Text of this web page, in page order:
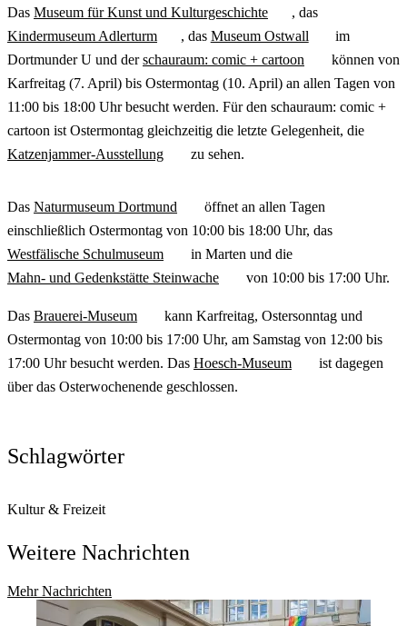
Das Museum für Kunst und Kulturgeschichte
, das
Kindermuseum Adlerturm
, das Museum Ostwall
im
Dortmunder U und derschauraum: comic + cartoon
können von
Karfreitag (7. April) bis Ostermontag (10. April) an allen Tagen von
11:00 bis 18:00 Uhr besucht werden. Für den schauraum: comic +
cartoon ist Ostermontag gleichzeitig die letzte Gelegenheit, die
Katzenjammer-Ausstellung
zu sehen.
Das Naturmuseum Dortmund
öffnet an allen Tagen
einschließlich Ostermontag von 10:00 bis 18:00 Uhr, das
Westfälische Schulmuseum
in Marten und die
Mahn- und Gedenkstätte Steinwache
von 10:00 bis 17:00 Uhr.
Das Brauerei-Museum
kann Karfreitag, Ostersonntag und
Ostermontag von 10:00 bis 17:00 Uhr, am Samstag von 12:00 bis
17:00 Uhr besucht werden. Das Hoesch-Museum
ist dagegen
über das Osterwochenende geschlossen.
Schlagwörter
Kultur & Freizeit
Weitere Nachrichten
Mehr Nachrichten